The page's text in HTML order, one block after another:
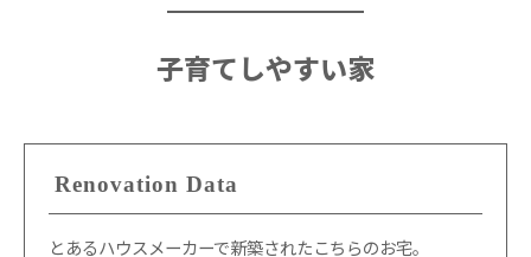
子育てしやすい家
Renovation Data
とあるハウスメーカーで新築されたこちらのお宅。